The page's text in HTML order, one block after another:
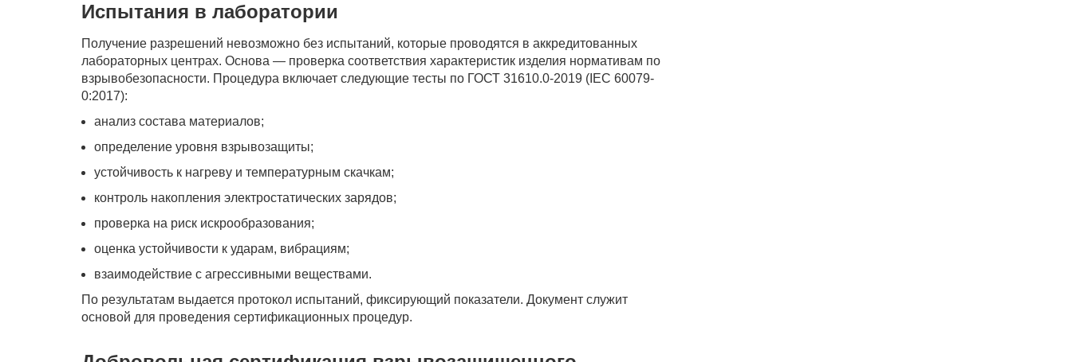
Испытания в лаборатории
Получение разрешений невозможно без испытаний, которые проводятся в аккредитованных
лабораторных центрах. Основа — проверка соответствия характеристик изделия нормативам по
взрывобезопасности. Процедура включает следующие тесты по ГОСТ 31610.0-2019 (IEC 60079-
0:2017):
анализ состава материалов;
определение уровня взрывозащиты;
устойчивость к нагреву и температурным скачкам;
контроль накопления электростатических зарядов;
проверка на риск искрообразования;
оценка устойчивости к ударам, вибрациям;
взаимодействие с агрессивными веществами.
По результатам выдается протокол испытаний, фиксирующий показатели. Документ служит
основой для проведения сертификационных процедур.